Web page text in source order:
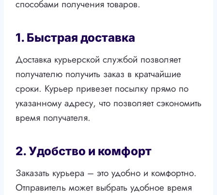
способами получения товаров.
1. Быстрая доставка
Доставка курьерской службой позволяет
получателю получить заказ в кратчайшие
сроки. Курьер привезет посылку прямо по
указанному адресу, что позволяет сэкономить
время получателя.
2. Удобство и комфорт
Заказать курьера – это удобно и комфортно.
Отправитель может выбрать удобное время